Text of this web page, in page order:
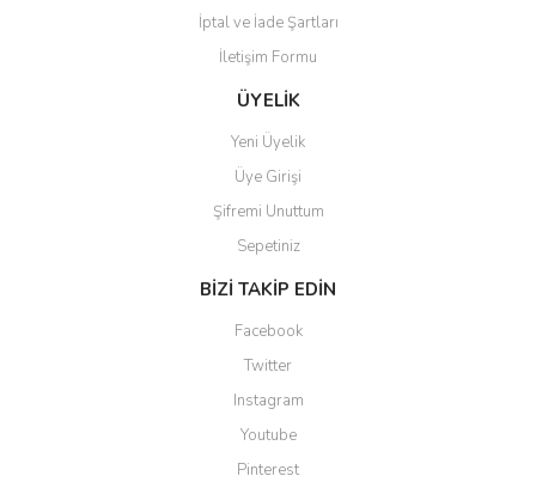
Gönder
İptal ve İade Şartları
İletişim Formu
ÜYELİK
Yeni Üyelik
Üye Girişi
Şifremi Unuttum
Sepetiniz
BİZİ TAKİP EDİN
Facebook
Twitter
Instagram
Youtube
Pinterest